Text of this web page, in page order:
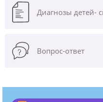
Диагнозы детей-
Вопрос-ответ